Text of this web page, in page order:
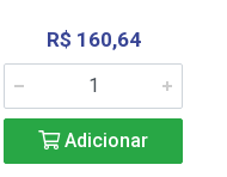
R$ 160,64
Adicionar